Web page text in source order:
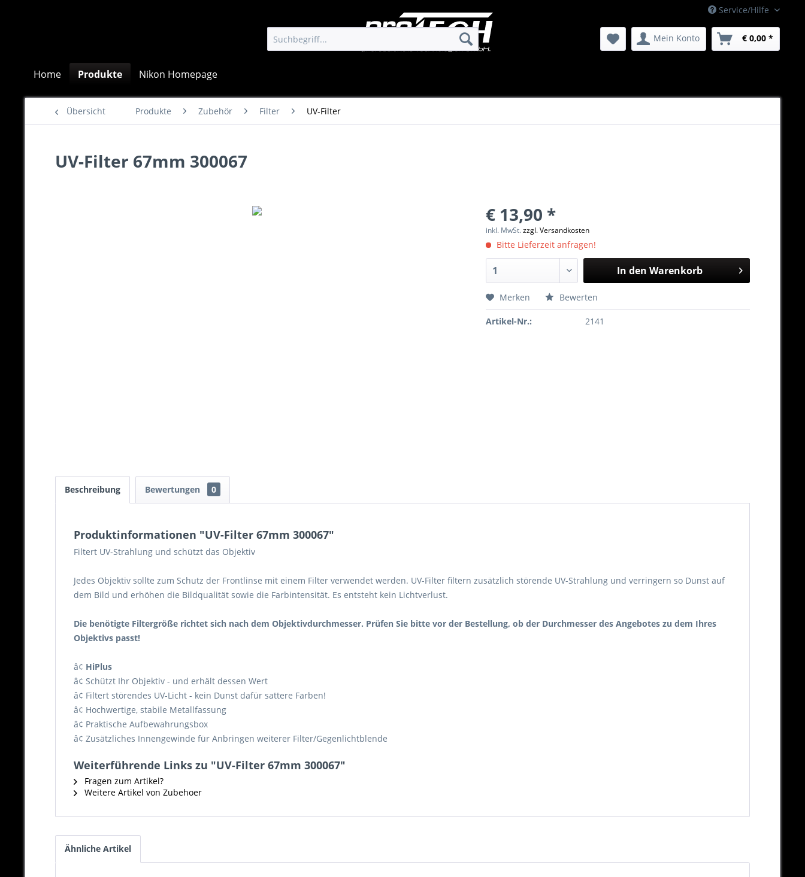
Service/Hilfe
Mein Konto € 0,00 *
Home Produkte Nikon Homepage
Übersicht Produkte Zubehör Filter UV-Filter
UV-Filter 67mm 300067
€ 13,90 *
inkl. MwSt.zzgl. Versandkosten
Bitte Lieferzeit anfragen!
In den Warenkorb
Merken Bewerten
Artikel-Nr.: 2141
Beschreibung Bewertungen 0
Produktinformationen "UV-Filter 67mm 300067"
Filtert UV-Strahlung und schützt das Objektiv
Jedes Objektiv sollte zum Schutz der Frontlinse mit einem Filter verwendet werden. UV-Filter filtern zusätzlich störende UV-Strahlung und verringern so Dunst auf
dem Bild und erhöhen die Bildqualität sowie die Farbintensität. Es entsteht kein Lichtverlust.
Die benötigte Filtergröße richtet sich nach dem Objektivdurchmesser. Prüfen Sie bitte vor der Bestellung, ob der Durchmesser des Angebotes zu dem Ihres
Objektivs passt!
â¢ HiPlus
â¢ Schützt Ihr Objektiv - und erhält dessen Wert
â¢ Filtert störendes UV-Licht - kein Dunst dafür sattere Farben!
â¢ Hochwertige, stabile Metallfassung
â¢ Praktische Aufbewahrungsbox
â¢ Zusätzliches Innengewinde für Anbringen weiterer Filter/Gegenlichtblende
Weiterführende Links zu "UV-Filter 67mm 300067"
Fragen zum Artikel?
Weitere Artikel von Zubehoer
Ähnliche Artikel